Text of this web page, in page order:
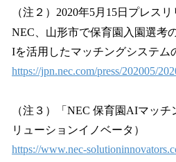
（注２）2020年5月15日プレスリ
NEC、山形市で保育園入園選考
Iを活用したマッチングシステム
https://jpn.nec.com/press/202005/
（注３）「NEC 保育園AIマッ
リューションイノベータ）
https://www.nec-